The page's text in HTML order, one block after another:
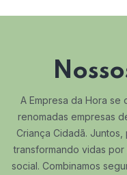
A Empresa da Hora se
renomadas empresas
Criança Cidadã.
transformando vidas
social. Combinamos